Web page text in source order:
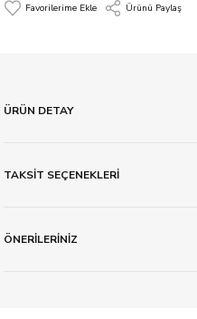
Ürünü Paylaş
ÜRÜN DETAY
TAKSİT SEÇENEKLERİ
ÖNERİLERİNİZ